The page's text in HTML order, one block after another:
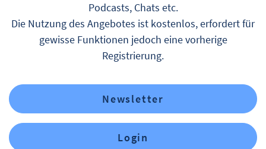
Podcasts, Chats etc.
Die Nutzung des Angebotes ist kostenlos, erfordert für
gewisse Funktionen jedoch eine vorherige
Registrierung.
Newsletter
Login